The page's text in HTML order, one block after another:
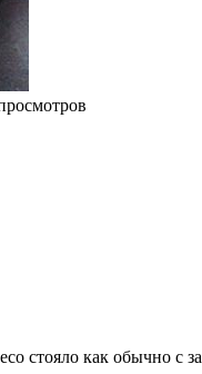
стояло как обычно с